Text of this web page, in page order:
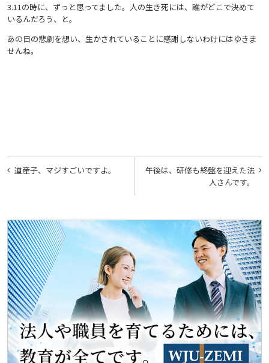
3.11の時に、ずっと思ってました。人の生き死には、誰がどこで決めて
いるんだろう、と。
あの日の悲劇を想い、生かされていることに感謝しないわけにはゆきま
せんね。
投
ビ
ゲ
ー
シ
ョ
ン
午後は、研修も終盤を迎えた法
人さんです。
道産子、マジすごいですよ。